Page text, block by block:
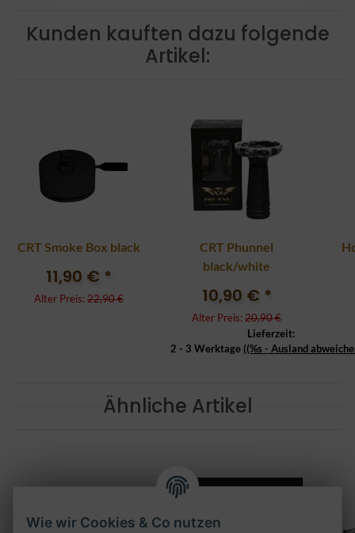
Kunden kauften dazu folgende
Artikel:
CRT Smoke Box black
11,90 € *
Alter Preis: 22,90 €
CRT Phunnel
black/white
10,90 € *
Alter Preis: 20,90 €
Lieferzeit:
2 - 3 Werktage ((%s - Ausland
Ähnliche Artikel
Wie wir Cookies & Co nutzen